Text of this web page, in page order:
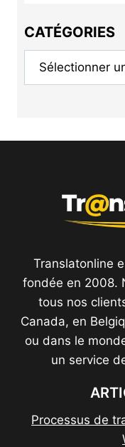
CATÉGORIES
Catégories
Translatonline
fondée en 2008.
tous nos
Canada, en
ou dans le
un service
Processus de